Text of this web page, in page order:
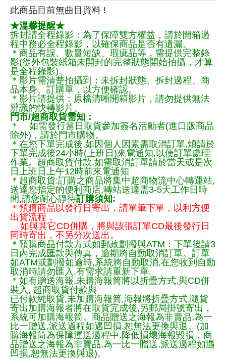
此商品目前無曲目資料 !
★溫馨提醒★
拆封請全程錄影：為了保障雙方權益，請於開箱過
程中務必全程錄影，以確保商品是否有遺漏。
＊商品有誤、數量短缺、瑕疵品等，需提供完整錄
影(從外包裝紙箱未開封的完整狀態開始拍攝，才算
是全程錄影)。
＊影片需清楚拍攝到：未拆封狀態、拆封過程、商
品本身、訂購單，以方便確認。
＊影片請提供：原檔清晰開箱影片，請勿提供無法
辨識的快轉影片。
門市/超商取貨需知：
＊ 如需發行當日取貨參加簽名活動者(進口版商品
除外)，請於門市購物。
＊在您下單完成後,如因個人因素需取消訂單,煩請於
下單完成後24小時(上班日)來電通知,以便訂單處理
作業。超商取貨付款,如需取消訂單請於當天或是次
日上班日上午12時前來電通知
＊超商取貨:訂購之商品將集中超商物流中心轉運站,
送達您指定的便利商店,轉站送達需3-5天工作日時
間,請您耐心靜待訂購須知:
＊預購商品以發行日寄出，請單筆下單，以利方便
出貨流程，
如與其它CD併購，將與該張訂單CD最後發行日
同時寄出，不另分次送出。
＊預購商品付款方式如郵政劃撥與ATM：下單後請3
日內完成匯款與傳真，逾期將自動取消訂單。訂單
如ATM或劃撥如逾時,系統將自動取消,在您收到自動
取消時請勿匯入,有需求請重新下單.
＊如有贈送海報,未購海報筒將以折疊方式,與CD併
裝入, 超商取貨付款與
已付款純取貨,未加購海報筒,海報將折疊方式,隨貨
寄出加購海報者將在取貨完成後,另郵局掛號寄出，
系統可加購海報筒。商品贈送之海報為非賣品,為一
比一贈送,派送過程如遇凹損,恕無法更換與退。(加
購海報筒為保障運送過程中.降低損壞海報毀損，商
品贈送之海報為非賣品,為一比一贈送,派送過程如遇
凹損,恕無法更換與退)。